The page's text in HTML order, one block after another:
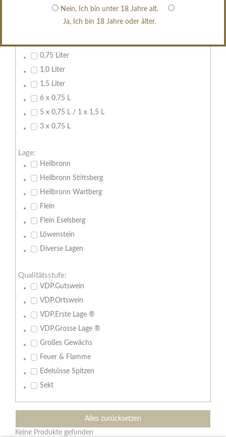
Nein, Ich bin unter 18 Jahre alt.
Ja, Ich bin 18 Jahre oder älter.
erfrischend, nicht zu süß
0,75 Liter
1,0 Liter
1,5 Liter
6 x 0,75 L
5 x 0,75 L / 1 x 1,5 L
3 x 0,75 L
Lage:
Heilbronn
Heilbronn Stiftsberg
Heilbronn Wartberg
Flein
Flein Eselsberg
Löwenstein
Diverse Lagen
Qualitätsstufe:
VDP.Gutswein
VDP.Ortswein
VDP.Erste Lage ®
VDP.Grosse Lage ®
Großes Gewächs
Feuer & Flamme
Edelsüsse Spitzen
Sekt
Alles zurücksetzen
Keine Produkte gefunden